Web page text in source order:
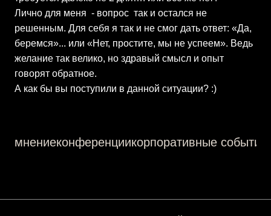
Лично для меня - вопрос так и остался не
решенным. Для себя я так и не смог дать ответ: «Да,
беремся»... или «Нет, простите, мы не успеем». Ведь
желание так велико, но здравый смысл и опыт
говорят обратное.
А как бы вы поступили в данной ситуации? :)
мнениеконференциикорпоративные события